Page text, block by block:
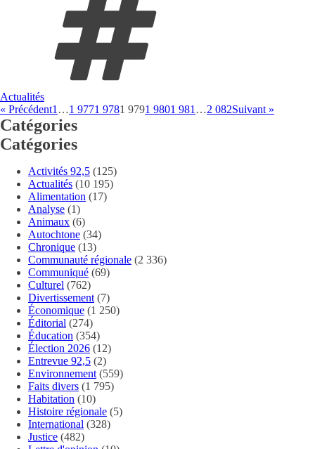
Actualités
« Précédent1 …1 9771 9781 9791 9801 981 …2 082Suivant »
Catégories
Catégories
Activités 92,5 (125)
Actualités (10 195)
Alimentation (17)
Analyse (1)
Animaux (6)
Autochtone (34)
Chronique (13)
Communauté régionale (2 336)
Communiqué (69)
Culturel (762)
Divertissement (7)
Économique (1 250)
Éditorial (274)
Éducation (354)
Élection 2026 (12)
Entrevue 92,5 (2)
Environnement (559)
Faits divers (1 795)
Habitation (10)
Histoire régionale (5)
International (328)
Justice (482)